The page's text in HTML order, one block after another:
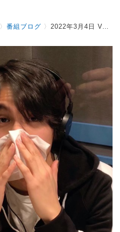
〉番組ブログ 〉2022年3月4日 Vol.49